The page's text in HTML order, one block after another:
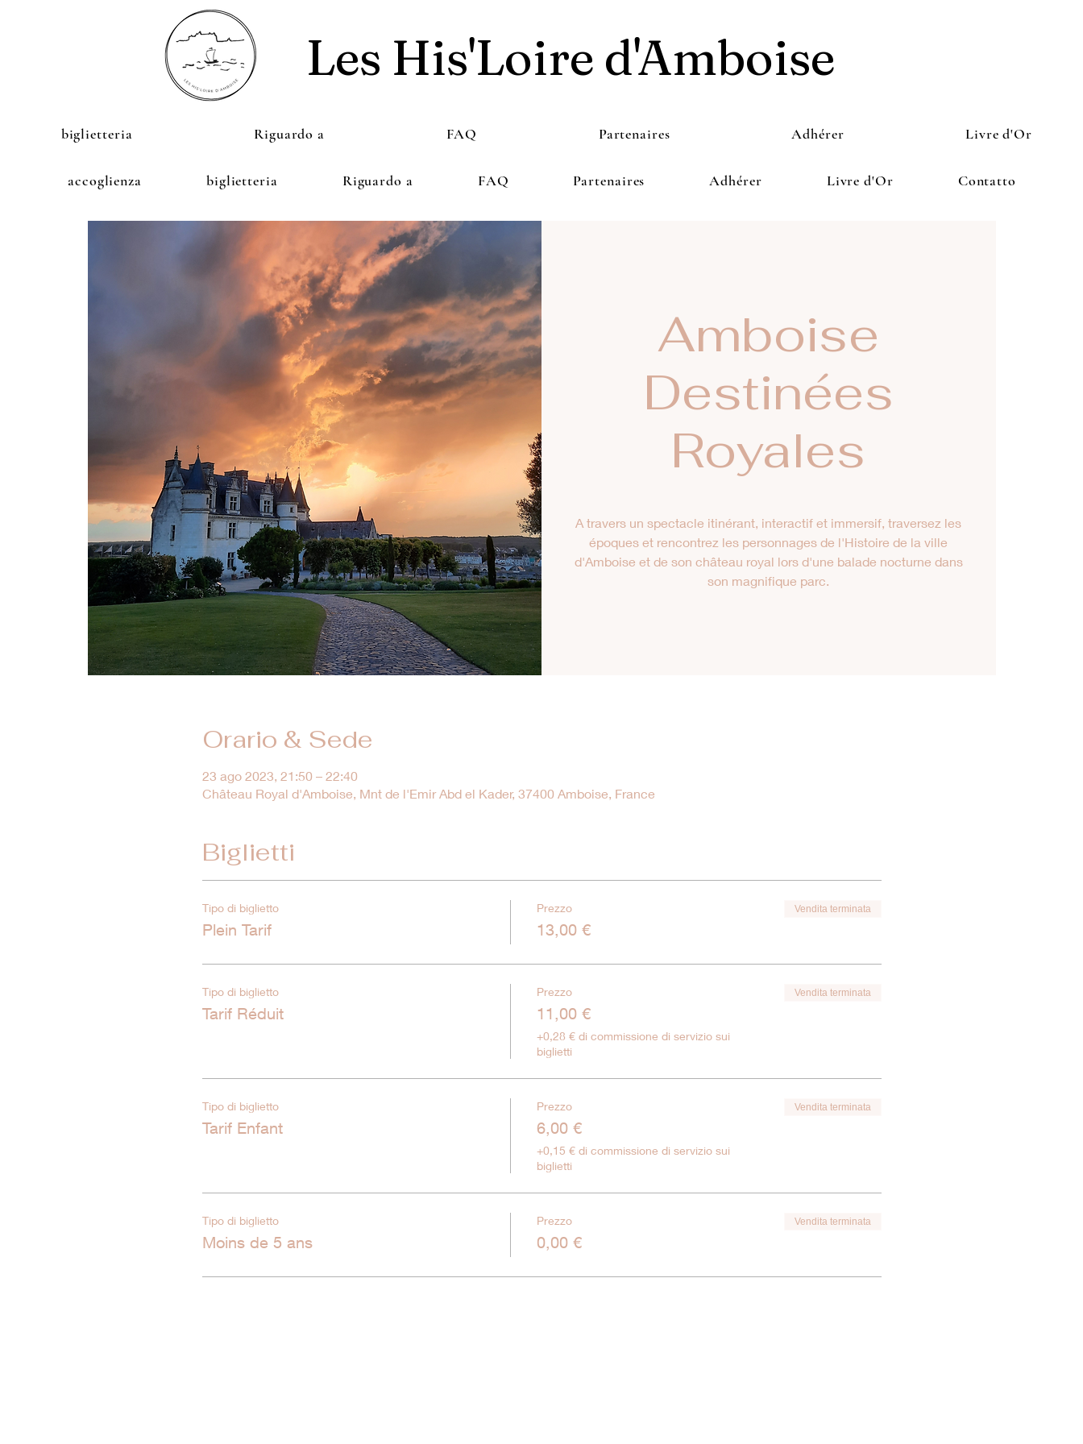
Les His'Loire d'Amboise
biglietteria Riguardo a FAQ Partenaires Adhérer Livre d'Or
accoglienza biglietteria Riguardo a FAQ Partenaires Adhérer Livre d'Or Contatto
Amboise
Destinées
Royales
A travers un spectacle itinérant, interactif et immersif, traversez les
époques et rencontrez les personnages de l'Histoire de la ville
d'Amboise et de son château royal lors d'une balade nocturne dans
son magnifique parc.
Orario & Sede
23 ago 2023, 21:50 – 22:40
Château Royal d'Amboise, Mnt de l'Emir Abd el Kader, 37400 Amboise, France
Biglietti
Tipo di biglietto
Plein Tarif
Prezzo
13,00 €
Vendita terminata
Tipo di biglietto
Tarif Réduit
Prezzo
11,00 €
+0,28 € di commissione di servizio sui
biglietti
Vendita terminata
Tipo di biglietto
Tarif Enfant
Prezzo
6,00 €
+0,15 € di commissione di servizio sui
biglietti
Vendita terminata
Tipo di biglietto
Moins de 5 ans
Prezzo
0,00 €
Vendita terminata